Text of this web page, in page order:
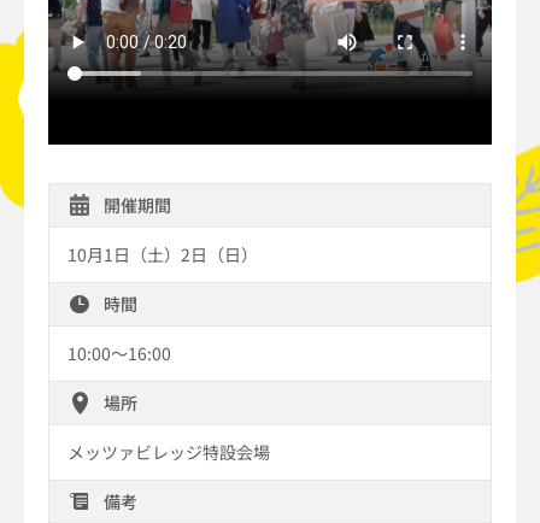
開催期間
10月1日（土）2日（日）
時間
10:00～16:00
場所
メッツァビレッジ特設会場
備考